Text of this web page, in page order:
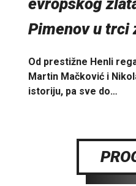
Pimenov u trci
Od prestižne Henli
Martin Mačković i
istoriju, pa sve do…